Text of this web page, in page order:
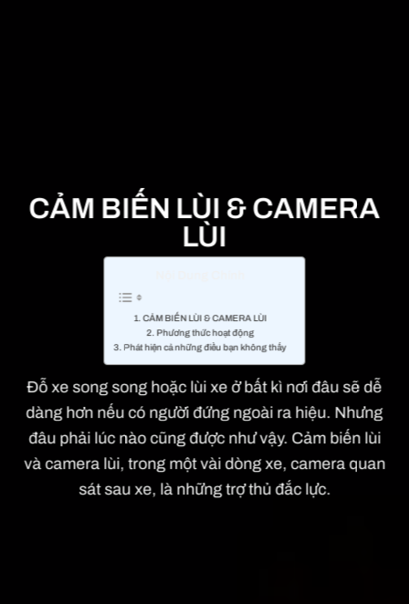
CẢM BIẾN LÙI & CAMERA
LÙI
CẢM BIẾN LÙI & CAMERA LÙI
Phương thức hoạt động
Phát hiện cả những điều bạn không thấy
Đỗ xe song song hoặc lùi xe ở bất kì nơi đâu sẽ dễ
dàng hơn nếu có người đứng ngoài ra hiệu. Nhưng
đâu phải lúc nào cũng được như vậy. Cảm biến lùi
và camera lùi, trong một vài dòng xe, camera quan
sát sau xe, là những trợ thủ đắc lực.